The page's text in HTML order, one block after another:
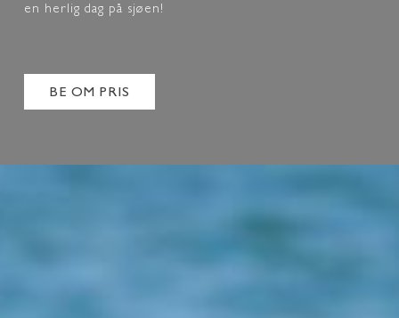
en herlig dag på sjøen!
BE OM PRIS